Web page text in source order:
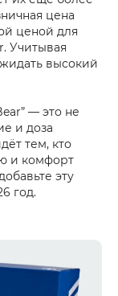
цена
ценой для
Учитывая
высокий
— это не
и доза
тем, кто
и комфорт
эту
год.